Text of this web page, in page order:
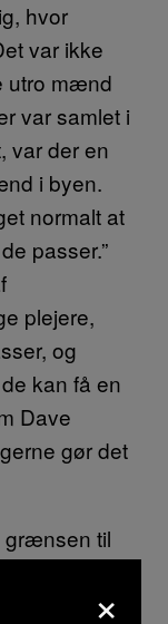
hvor
var ikke
utro mænd
var samlet i
var der en
i byen.
normalt at
passer.”
plejere,
og
kan få en
Dave
gør det
grænsen til
en
kæmper om
×